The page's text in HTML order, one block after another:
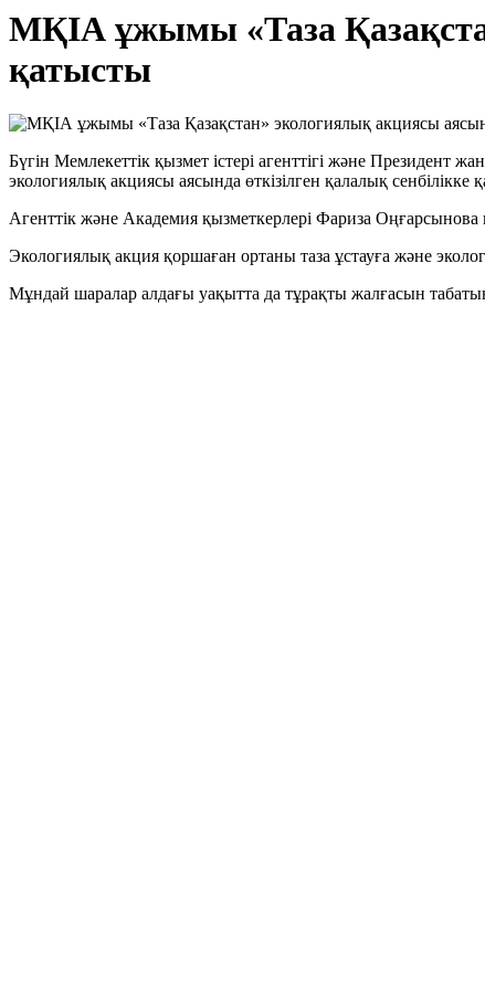
МҚІА ұжымы «Таза
қатысты
Бүгін Мемлекеттік қызмет істері агенттігі және Президент
экологиялық акциясы аясында өткізілген қалалық сенбілікке
Агенттік және Академия қызметкерлері Фариза Оңғарсынова
Экологиялық акция қоршаған ортаны таза ұстауға және
Мұндай шаралар алдағы уақытта да тұрақты жалғасын